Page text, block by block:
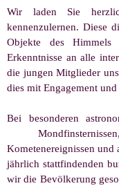
Wir laden Sie
kennenzulernen. Diese
Objekte des Himmels
Erkenntnisse an alle
die jungen Mitglieder
dies mit Engagement
Bei besonderen
Kometenereignissen und
jährlich stattfindenden
wir die Bevölkerung